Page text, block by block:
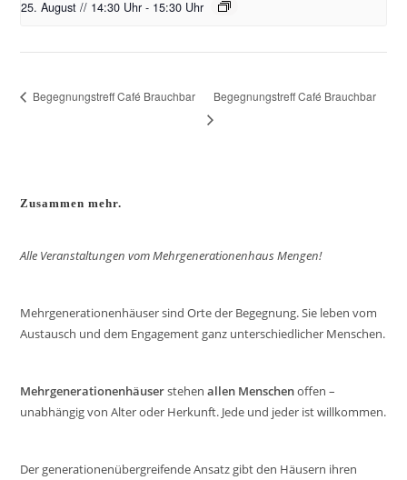
25. August // 14:30 Uhr - 15:30 Uhr
Begegnungstreff Café Brauchbar Begegnungstreff Café Brauchbar
Zusammen mehr.
Alle Veranstaltungen vom Mehrgenerationenhaus Mengen!
Mehrgenerationenhäuser sind Orte der Begegnung. Sie leben vom
Austausch und dem Engagement ganz unterschiedlicher Menschen.
Mehrgenerationenhäuserstehenallen Menschenoffen –
unabhängig von Alter oder Herkunft. Jede und jeder ist willkommen.
Der generationenübergreifende Ansatz gibt den Häusern ihren